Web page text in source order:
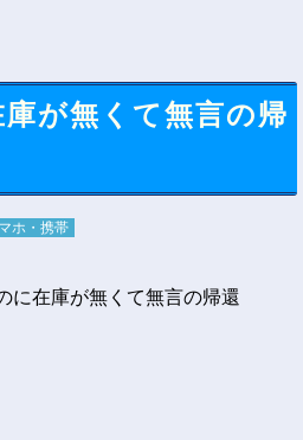
が無くて無言の帰
ホ・携帯